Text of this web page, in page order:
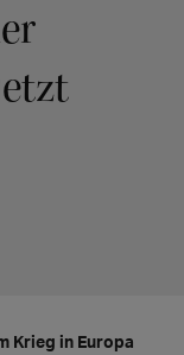
Krieg in Europa